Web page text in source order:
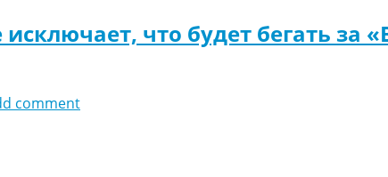
что будет бегать за
comment